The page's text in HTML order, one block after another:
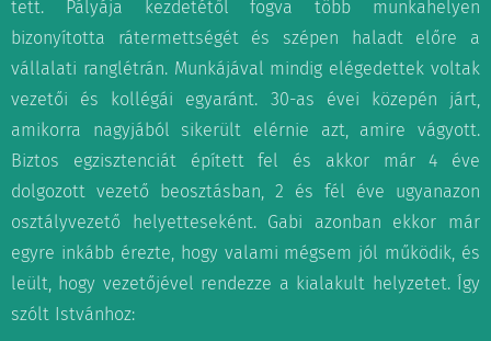
tett. Pályája kezdetétől fogva több munkahelyen
bizonyította rátermettségét és szépen haladt előre a
vállalati ranglétrán. Munkájával mindig elégedettek voltak
vezetői és kollégái egyaránt. 30-as évei közepén járt,
amikorra nagyjából sikerült elérnie azt, amire vágyott.
Biztos egzisztenciát épített fel és akkor már 4 éve
dolgozott vezető beosztásban, 2 és fél éve ugyanazon
osztályvezető helyetteseként. Gabi azonban ekkor már
egyre inkább érezte, hogy valami mégsem jól működik, és
leült, hogy vezetőjével rendezze a kialakult helyzetet. Így
szólt Istvánhoz: